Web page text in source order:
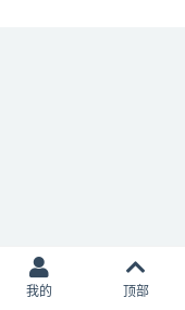
我的 顶部